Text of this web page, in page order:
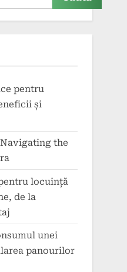
pentru
și
the
locuință
de la
unei
panourilor